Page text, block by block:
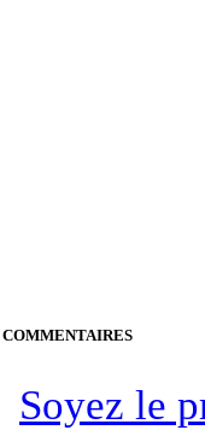
COMMENTAIRES
Soyez le